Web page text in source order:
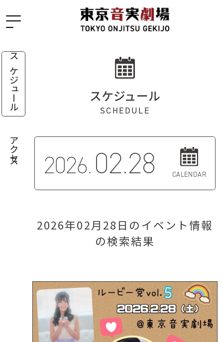
スケジュール
アクセス
スケジュール
SCHEDULE
2026.02.28 CALENDAR
2026年02月28日のイベント情報
の検索結果